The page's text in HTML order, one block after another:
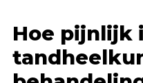
Hoe pijnlijk